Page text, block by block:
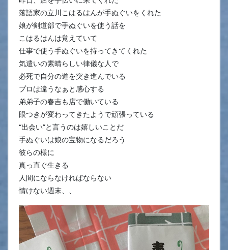
落語家の立川こはるはんが手ぬぐいをくれた
娘が剣道部で手ぬぐいを使う話を
こはるはんは覚えていて
仕事で使う手ぬぐいを持ってきてくれた
気遣いの素晴らしい律儀な人で
必死で自分の道を突き進んでいる
プロは違うなぁと感心する
弟弟子の春吉も店で働いている
眼つきが変わってきたようで頑張っている
“出会い”と言うのは嬉しいことだ
手ぬぐいは娘の宝物になるだろう
彼らの様に
真っ直ぐ生きる
人間にならなければならない
情けない週末、、